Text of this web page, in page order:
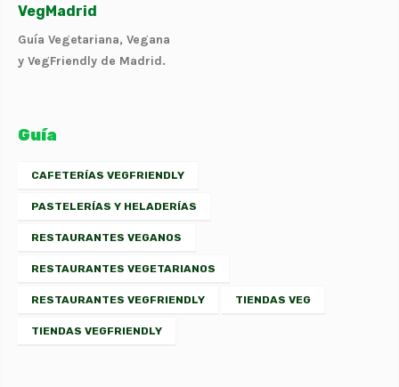
VegMadrid
Guía Vegetariana, Vegana
y VegFriendly de Madrid.
Guía
CAFETERÍAS VEGFRIENDLY
PASTELERÍAS Y HELADERÍAS
RESTAURANTES VEGANOS
RESTAURANTES VEGETARIANOS
RESTAURANTES VEGFRIENDLY TIENDAS VEG
TIENDAS VEGFRIENDLY